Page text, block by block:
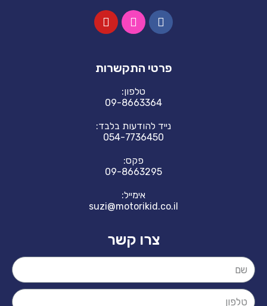
פרטי התקשרות
טלפון:
09-8663364
נייד להודעות בלבד:
054-7736450
פקס:
09-8663295
אימייל:
suzi@motorikid.co.il
צרו קשר